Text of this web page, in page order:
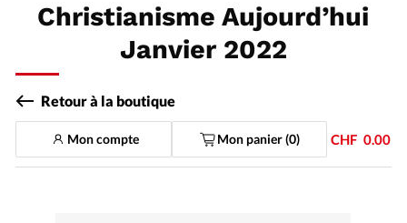
Monde
Tous les articles
Faire un don
Christianisme Aujourd’hui
Janvier 2022
Retour à la boutique
Mon compte Mon panier (0) CHF 0.00